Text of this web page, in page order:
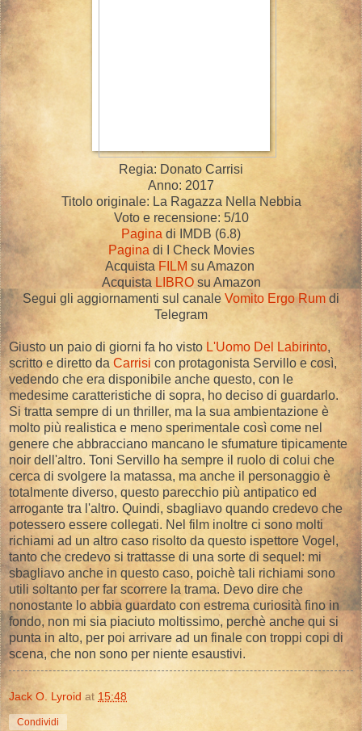
Regia: Donato Carrisi
Anno: 2017
Titolo originale: La Ragazza Nella Nebbia
Voto e recensione: 5/10
Pagina di IMDB (6.8)
Pagina di I Check Movies
Acquista FILM su Amazon
Acquista LIBROsu Amazon
Segui gli aggiornamenti sul canale Vomito Ergo Rum di
Telegram
Giusto un paio di giorni fa ho visto L'Uomo Del Labirinto,
scritto e diretto da Carrisi con protagonista Servillo e così,
vedendo che era disponibile anche questo, con le
medesime caratteristiche di sopra, ho deciso di guardarlo.
Si tratta sempre di un thriller, ma la sua ambientazione è
molto più realistica e meno sperimentale così come nel
genere che abbracciano mancano le sfumature tipicamente
noir dell'altro. Toni Servillo ha sempre il ruolo di colui che
cerca di svolgere la matassa, ma anche il personaggio è
totalmente diverso, questo parecchio più antipatico ed
arrogante tra l'altro. Quindi, sbagliavo quando credevo che
potessero essere collegati. Nel film inoltre ci sono molti
richiami ad un altro caso risolto da questo ispettore Vogel,
tanto che credevo si trattasse di una sorte di sequel: mi
sbagliavo anche in questo caso, poichè tali richiami sono
utili soltanto per far scorrere la trama. Devo dire che
nonostante lo abbia guardato con estrema curiosità fino in
fondo, non mi sia piaciuto moltissimo, perchè anche qui si
punta in alto, per poi arrivare ad un finale con troppi copi di
scena, che non sono per niente esaustivi.
Jack O. Lyroid at 15:48
Condividi